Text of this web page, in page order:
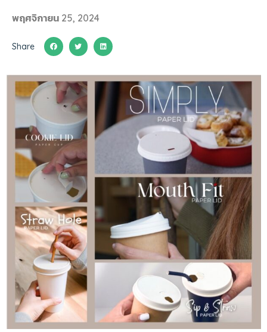
พฤศจิกายน 25, 2024
Share